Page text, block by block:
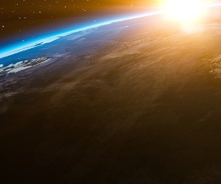
Les révélations concernant Arctic Frost
au sein des principales agences américaines
à des tactiques juridiques douteuses, la
l’exploitation des ressources des
mécanismes de contrôle du ministère de la
peuvent donner la priorité aux vendettas
confiance du public dans ces institutions
gravement menacée.